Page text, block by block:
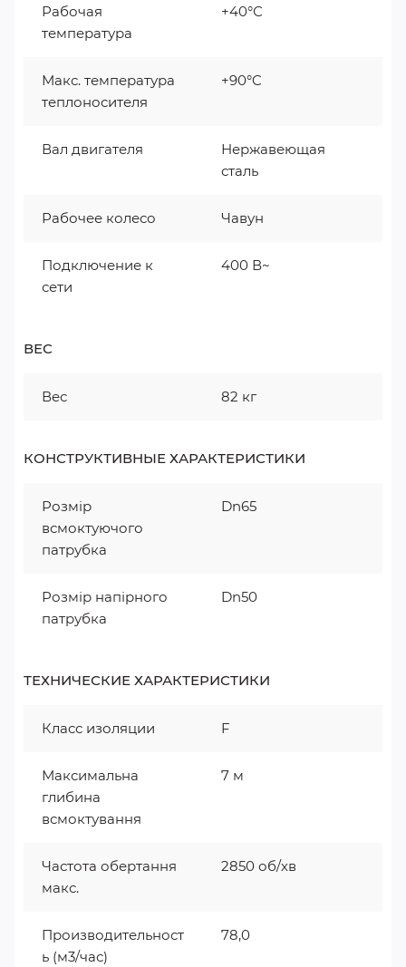
Рабочая
температура
+40°С
Макс. температура
теплоносителя
+90°C
Вал двигателя
Нержавеющая
сталь
Рабочее колесо Чавун
Подключение к
сети
400 В~
ВЕС
Вес 82 кг
КОНСТРУКТИВНЫЕ ХАРАКТЕРИСТИКИ
Розмір
всмоктуючого
патрубка
Dn65
Розмір напірного
патрубка
Dn50
ТЕХНИЧЕСКИЕ ХАРАКТЕРИСТИКИ
Класс изоляции F
Максимальна
глибина
всмоктування
7 м
Частота обертання
макс.
2850 об/хв
Производительност
ь (м3/час)
78,0